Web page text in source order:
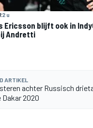
2 u
Ericsson blijft ook in
Andretti
ARTIKEL
achter Russisch
2020